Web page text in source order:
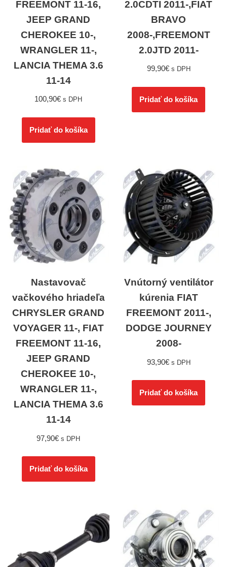
FREEMONT 11-16,
JEEP GRAND
CHEROKEE 10-,
WRANGLER 11-,
LANCIA THEMA 3.6
11-14
100,90€ s DPH
Pridať do košíka
2.0CDTI 2011-,FIAT
BRAVO
2008-,FREEMONT
2.0JTD 2011-
99,90€ s DPH
Pridať do košíka
Nastavovač
vačkového hriadeľa
CHRYSLER GRAND
VOYAGER 11-, FIAT
FREEMONT 11-16,
JEEP GRAND
CHEROKEE 10-,
WRANGLER 11-,
LANCIA THEMA 3.6
11-14
97,90€ s DPH
Pridať do košíka
Vnútorný ventilátor
kúrenia FIAT
FREEMONT 2011-,
DODGE JOURNEY
2008-
93,90€ s DPH
Pridať do košíka